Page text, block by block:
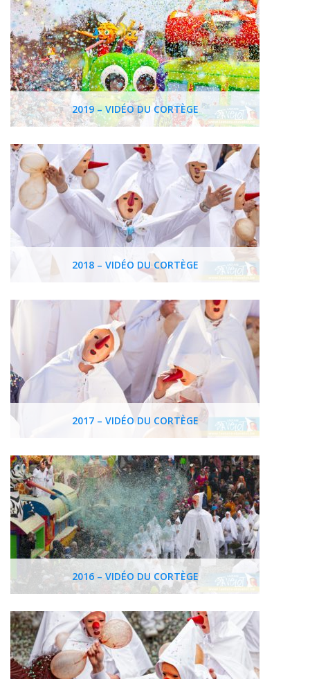
2019 – VIDÉO DU CORTÈGE
2018 – VIDÉO DU CORTÈGE
2017 – VIDÉO DU CORTÈGE
2016 – VIDÉO DU CORTÈGE